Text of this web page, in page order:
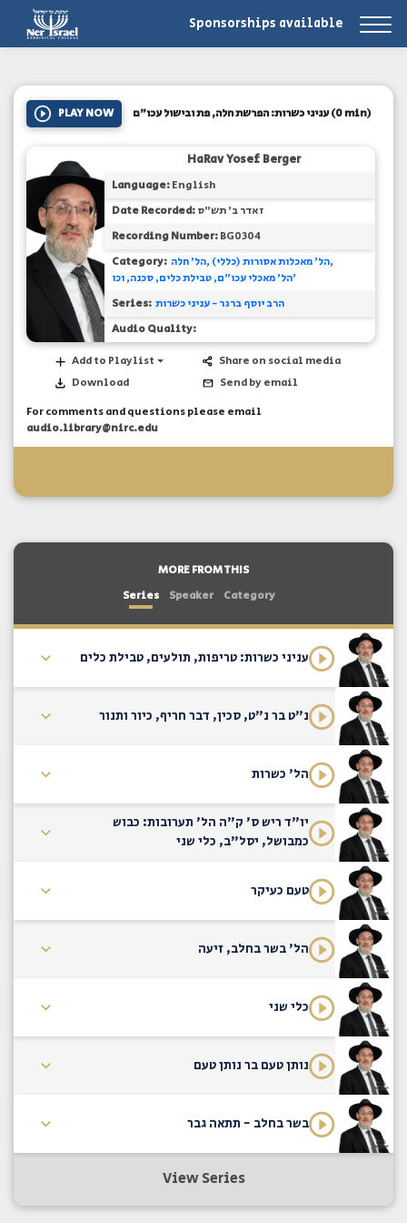
Sponsorships available
PLAY NOW עניני כשרות: הפרשת חלה, פת ובישול עכו"ם(0 min)
HaRav Yosef Berger
Language:English
Date Recorded:ז אדר ב' תש"ס
Recording Number:BG0304
Category: הל' חלה הל' מאכלות אסורות (כללי)
הל' מאכלי עכו"ם, טבילת כלים, סכנה, וכו'
Series: הרב יוסף ברגר - עניני כשרות
Audio Quality:
Add to Playlist
Download
Share on social media
Send by email
For comments and questions please email
audio.library@nirc.edu
MORE FROM THIS
Series
Speaker Category
עניני כשרות: טריפות, תולעים, טבילת כלים
נ"ט בר נ"ט, סכין, דבר חריף, כיור ותנור
הל' כשרות
יו"ד ריש ס' ק"ה הל' תערובות: כבוש
כמבושל, יסל"ב, כלי שני
טעם כעיקר
הל' בשר בחלב, זיעה
כלי שני
נותן טעם בר נותן טעם
בשר בחלב - תתאה גבר
View Series